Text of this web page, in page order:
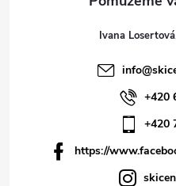
Ivana Losertová
info@
+420
+420
https://